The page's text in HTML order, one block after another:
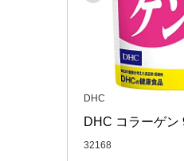
DHC
DHC コラーゲン
32168